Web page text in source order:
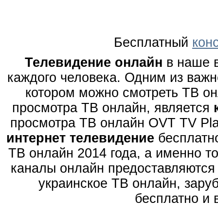
Бесплатный
Телевидение онлайн в наше
каждого человека. Одним из
котором можно смотреть ТВ
просмотра ТВ онлайн, является
просмотра ТВ онлайн OVT TV
интернет телевидение
ТВ онлайн 2014 года, а именно
каналы онлайн
украинское ТВ онлайн,
бесплатно и